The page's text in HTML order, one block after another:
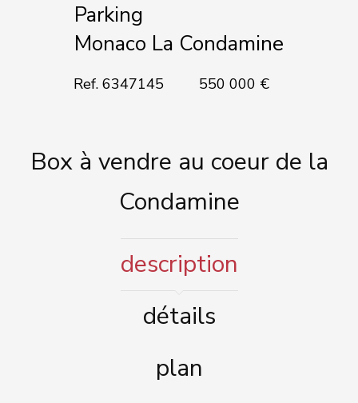
Parking
Monaco La Condamine
Ref. 6347145 550 000 €
Box à vendre au coeur de la
Condamine
description
détails
plan